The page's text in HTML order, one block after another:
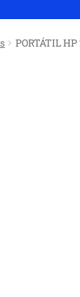
PORTÁTIL